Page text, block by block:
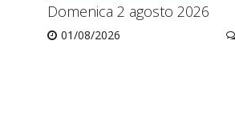
Domenica 2 agosto 2026
01/08/2026